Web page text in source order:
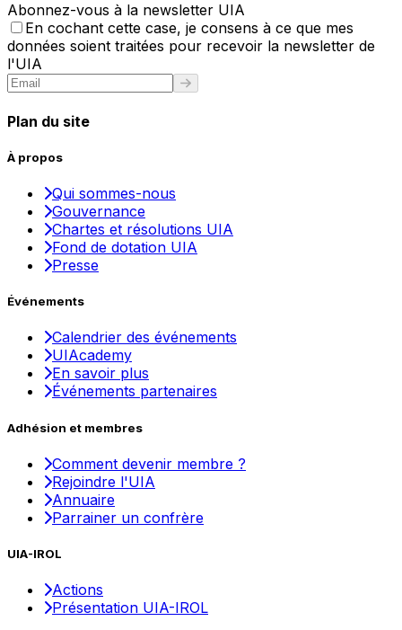
Abonnez-vous à la newsletter UIA
En cochant cette case, je consens à ce que mes
données soient traitées pour recevoir la newsletter de
l'UIA
Plan du site
À propos
Qui sommes-nous
Gouvernance
Chartes et résolutions UIA
Fond de dotation UIA
Presse
Événements
Calendrier des événements
UIAcademy
En savoir plus
Événements partenaires
Adhésion et membres
Comment devenir membre ?
Rejoindre l'UIA
Annuaire
Parrainer un confrère
UIA-IROL
Actions
Présentation UIA-IROL